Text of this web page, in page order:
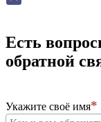
Есть
обратной
Укажите своё имя